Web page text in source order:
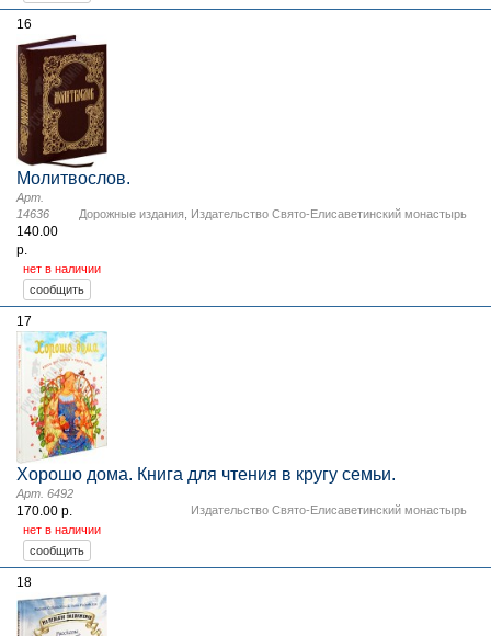
16
Молитвослов.
Дорожные издания Издательство Свято-Елисаветинский монастырь
Арт.
14636
140.00
р.
нет в наличии
17
Хорошо дома. Книга для чтения в кругу семьи.
Издательство Свято-Елисаветинский монастырь
Арт. 6492
170.00 р.
нет в наличии
18